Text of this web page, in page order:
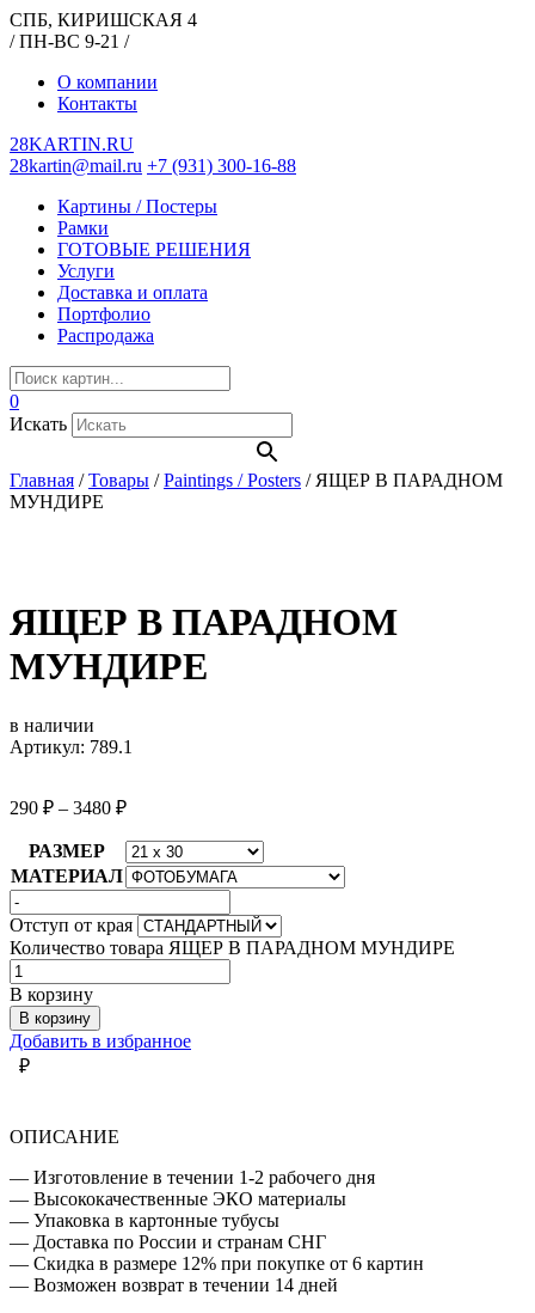
СПБ, КИРИШСКАЯ 4
/ ПН-ВС 9-21 /
О компании
Контакты
28KARTIN.RU
28kartin@mail.ru +7 (931) 300-16-88
Картины / Постеры
Рамки
ГОТОВЫЕ РЕШЕНИЯ
Услуги
Доставка и оплата
Портфолио
Распродажа
0
Искать
Главная /Товары /Paintings / Posters / ЯЩЕР В ПАРАДНОМ
МУНДИРЕ
ЯЩЕР В ПАРАДНОМ
МУНДИРЕ
в наличии
Артикул: 789.1
290 ₽ – 3480 ₽
РАЗМЕР
МАТЕРИАЛ
Отступ от края
Количество товара ЯЩЕР В ПАРАДНОМ МУНДИРЕ
В корзину
В корзину
Добавить в избранное
₽
ОПИСАНИЕ
— Изготовление в течении 1-2 рабочего дня
— Высококачественные ЭКО материалы
— Упаковка в картонные тубусы
— Доставка по России и странам СНГ
— Скидка в размере 12% при покупке от 6 картин
— Возможен возврат в течении 14 дней